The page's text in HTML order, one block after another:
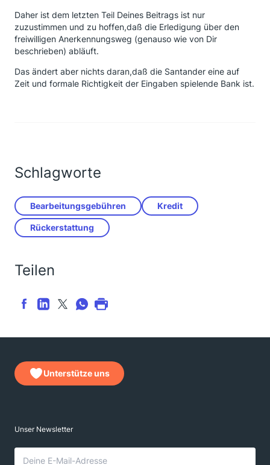
Daher ist dem letzten Teil Deines Beitrags ist nur
zuzustimmen und zu hoffen,daß die Erledigung über den
freiwilligen Anerkennungsweg (genauso wie von Dir
beschrieben) abläuft.
Das ändert aber nichts daran,daß die Santander eine auf
Zeit und formale Richtigkeit der Eingaben spielende Bank ist.
Schlagworte
Bearbeitungsgebühren Kredit
Rückerstattung
Teilen
Unterstütze uns